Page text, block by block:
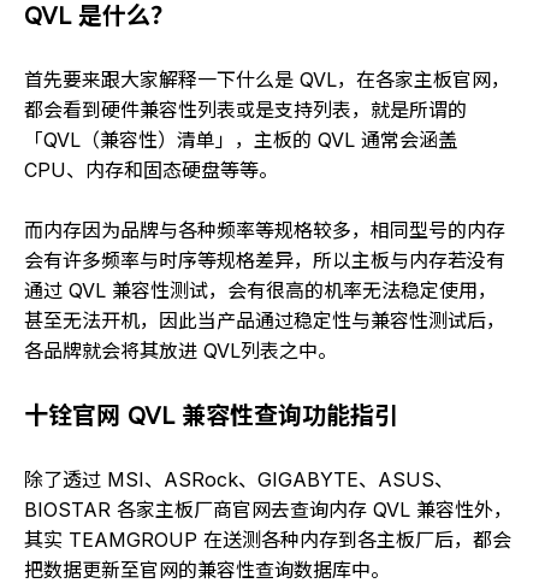
QVL 是什么？
首先要来跟大家解释一下什么是 QVL，在各家主板官网，
都会看到硬件兼容性列表或是支持列表，就是所谓的
「QVL（兼容性）清单」，主板的 QVL 通常会涵盖
CPU、内存和固态硬盘等等。
而内存因为品牌与各种频率等规格较多，相同型号的内存
会有许多频率与时序等规格差异，所以主板与内存若没有
通过 QVL 兼容性测试，会有很高的机率无法稳定使用，
甚至无法开机，因此当产品通过稳定性与兼容性测试后，
各品牌就会将其放进 QVL列表之中。
十铨官网 QVL 兼容性查询功能指引
除了透过 MSI、ASRock、GIGABYTE、ASUS、
BIOSTAR 各家主板厂商官网去查询内存 QVL 兼容性外，
其实 TEAMGROUP 在送测各种内存到各主板厂后，都会
把数据更新至官网的兼容性查询数据库中。